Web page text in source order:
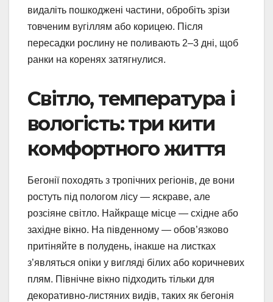
видаліть пошкоджені частини, обробіть зрізи
товченим вугіллям або корицею. Після
пересадки рослину не поливають 2–3 дні, щоб
ранки на коренях затягнулися.
Світло, температура і
вологість: три кити
комфортного життя
Бегонії походять з тропічних регіонів, де вони
ростуть під пологом лісу — яскраве, але
розсіяне світло. Найкраще місце — східне або
західне вікно. На південному — обов’язково
притіняйте в полудень, інакше на листках
з’являться опіки у вигляді білих або коричневих
плям. Північне вікно підходить тільки для
декоративно-листяних видів, таких як бегонія